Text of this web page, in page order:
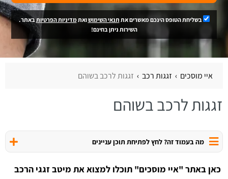
בשליחת הטופס הינכם מאשרים את תנאי השימושואתמדיניות הפרטיותבאתר.
השירות ניתן בחינם!
איי מוסכים זגגות רכב זגגות לרכב בשוהם
זגגות לרכב בשוהם
מה בעמוד זה? לחץ לפתיחת תוכן עניינים
כאן באתר "איי מוסכים" תוכלו למצוא את מיטב זגגי הרכב